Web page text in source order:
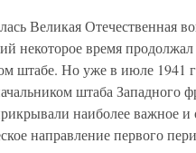
Великая Отечественная
некоторое время продолжал
штабе. Но уже в июле 1941
штаба Западного
наиболее важное и
направление первого